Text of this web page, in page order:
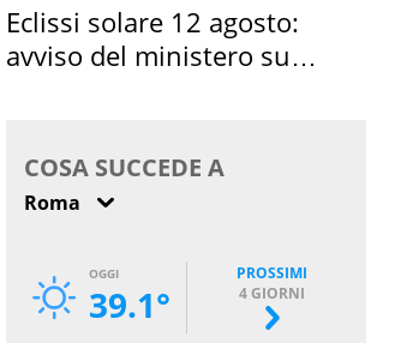
Eclissi solare 12 agosto:
avviso del ministero su